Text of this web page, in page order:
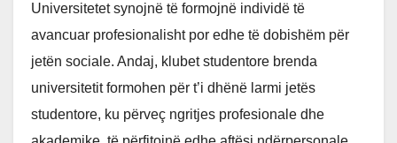
Universitetet synojnë të formojnë individë të
avancuar profesionalisht por edhe të dobishëm për
jetën sociale. Andaj, klubet studentore brenda
universitetit formohen për t’i dhënë larmi jetës
studentore, ku përveç ngritjes profesionale dhe